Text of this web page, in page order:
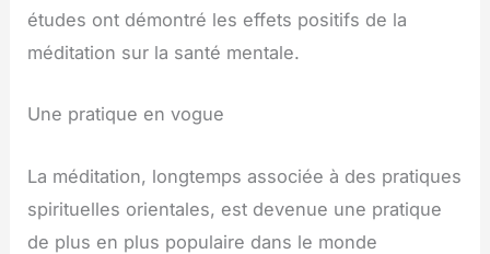
études ont démontré les effets positifs de la
méditation sur la santé mentale.
Une pratique en vogue
La méditation, longtemps associée à des pratiques
spirituelles orientales, est devenue une pratique
de plus en plus populaire dans le monde